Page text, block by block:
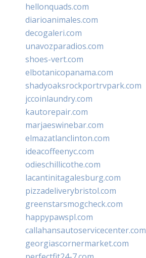
hellonquads.com
diarioanimales.com
decogaleri.com
unavozparadios.com
shoes-vert.com
elbotanicopanama.com
shadyoaksrockportrvpark.com
jccoinlaundry.com
kautorepair.com
marjaeswinebar.com
elmazatlanclinton.com
ideacoffeenyc.com
odieschillicothe.com
lacantinitagalesburg.com
pizzadeliverybristol.com
greenstarsmogcheck.com
happypawspl.com
callahansautoservicecenter.com
georgiascornermarket.com